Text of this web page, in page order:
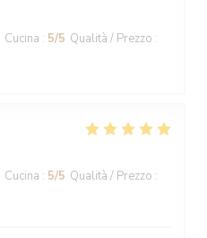
Cucina : 5/5 Qualità / Prezzo :
Cucina : 5/5 Qualità / Prezzo :